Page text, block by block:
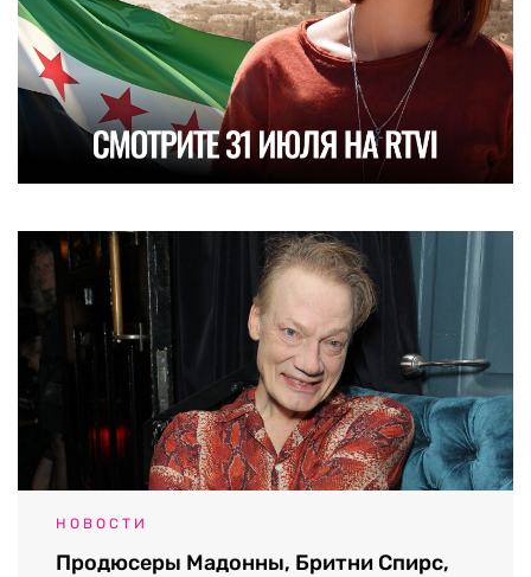
НОВОСТИ
Продюсеры Мадонны, Бритни Спирс,